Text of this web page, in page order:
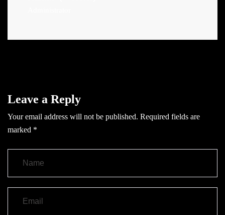
Leave a Reply
Your email address will not be published. Required fields are
marked *